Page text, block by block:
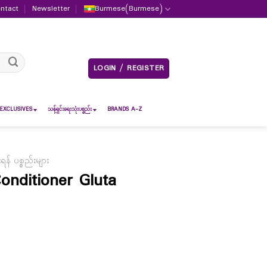
Newsletter Burmese(Burmese)
LOGIN / REGISTER
သန့်ရှင်းရေးသုံးပစ္စည်း BRANDS A-Z
ပစ္စည်းများ
Gluta